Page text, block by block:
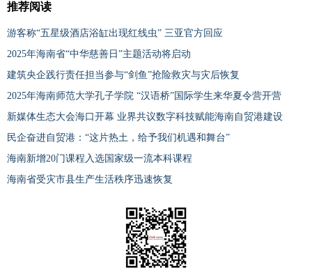
推荐阅读
游客称“五星级酒店浴缸出现红线虫” 三亚官方回应
2025年海南省“中华慈善日”主题活动将启动
建筑央企践行责任担当参与“剑鱼”抢险救灾与灾后恢复
2025年海南师范大学孔子学院 “汉语桥”国际学生来华夏令营开营
新媒体生态大会海口开幕 业界共议数字科技赋能海南自贸港建设
民企奋进自贸港：“这片热土，给予我们机遇和舞台”
海南新增20门课程入选国家级一流本科课程
海南省受灾市县生产生活秩序迅速恢复